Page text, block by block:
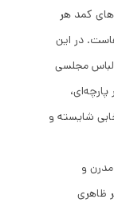
کمد هر
در این
مجلسی
شایسته و
و
ظاهری